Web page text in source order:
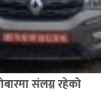
संलग्न रहेको